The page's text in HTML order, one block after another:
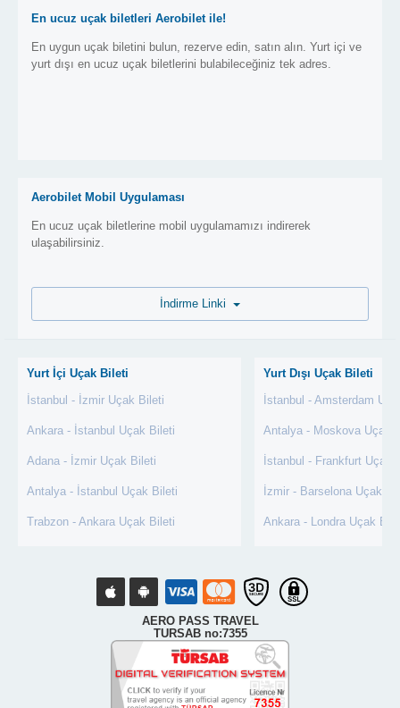
En ucuz uçak biletleri Aerobilet ile!
En uygun uçak biletini bulun, rezerve edin, satın alın. Yurt içi ve
yurt dışı en ucuz uçak biletlerini bulabileceğiniz tek adres.
Aerobilet Mobil Uygulaması
En ucuz uçak biletlerine mobil uygulamamızı indirerek
ulaşabilirsiniz.
Yurt İçi Uçak Bileti
İstanbul - İzmir Uçak Bileti
Ankara - İstanbul Uçak Bileti
Adana - İzmir Uçak Bileti
Antalya - İstanbul Uçak Bileti
Trabzon - Ankara Uçak Bileti
Yurt Dışı Uçak Bileti
İstanbul - Amsterdam
Antalya - Moskova Uçak
İstanbul - Frankfurt Uçak
İzmir - Barselona Uçak
Ankara - Londra Uçak
AERO PASS TRAVEL
TURSAB no:7355